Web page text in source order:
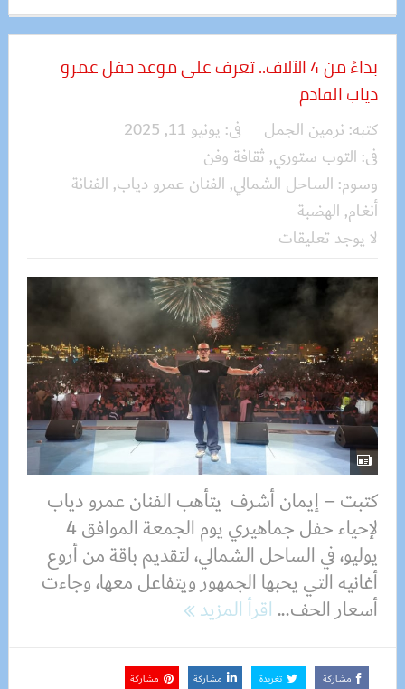
بداءً من 4 الآلاف.. تعرف على موعد حفل عمرو
دياب القادم
كتبه: نرمين الجمل فى: يونيو 11, 2025
فى: التوب ستوري, ثقافة وفن
وسوم: الساحل الشمالي, الفنان عمرو دياب, الفنانة
أنغام, الهضبة
لا يوجد تعليقات
كتبت – إيمان أشرف يتأهب الفنان عمرو دياب
لإحياء حفل جماهيري يوم الجمعة الموافق 4
يوليو، في الساحل الشمالي، لتقديم باقة من أروع
أغانيه التي يحبها الجمهور ويتفاعل معها، وجاءت
أسعار الحف...اقرأ المزيد
مشاركة تغريدة مشاركة مشاركة